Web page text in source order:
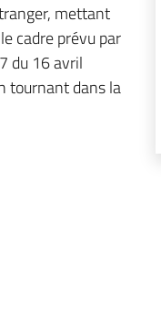
mettant
cadre prévu par
du 16 avril
tournant dans la